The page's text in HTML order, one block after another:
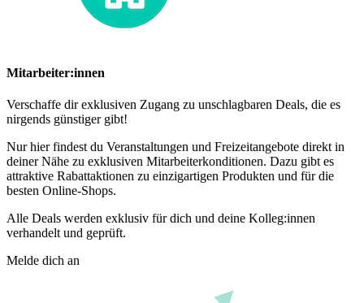
Mitarbeiter:innen
Verschaffe dir exklusiven Zugang zu unschlagbaren Deals, die es
nirgends günstiger gibt!
Nur hier findest du Veranstaltungen und Freizeitangebote direkt in
deiner Nähe zu exklusiven Mitarbeiterkonditionen. Dazu gibt es
attraktive Rabattaktionen zu einzigartigen Produkten und für die
besten Online-Shops.
Alle Deals werden exklusiv für dich und deine Kolleg:innen
verhandelt und geprüft.
Melde dich an